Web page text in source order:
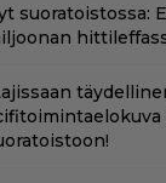
suoratoistossa: